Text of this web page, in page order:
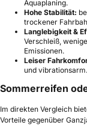
Aquaplaning.
Hohe Stabilität:
trockener
Langlebigkeit &
Verschleiß,
Emissionen.
Leiser
und vibrationsarm.
Sommerreifen
Im direkten Vergleich
Vorteile gegenüber